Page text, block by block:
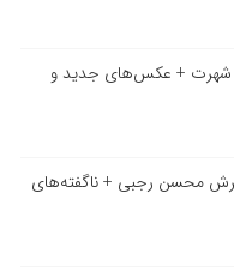
تا شهرت + عکس‌های جدید و
محسن رجبی + ناگفته‌های